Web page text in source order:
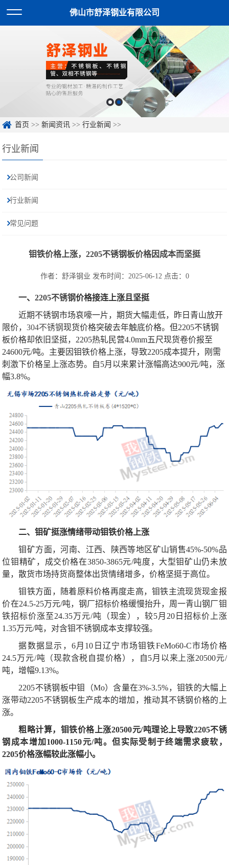
佛山市舒泽钢业有限公司
首页 >>新闻资讯 >>行业新闻 >>
行业新闻
公司新闻
行业新闻
常见问题
钼铁价格上涨，2205不锈钢板价格因成本而坚挺
作者：舒泽钢业 发布时间：2025-06-12 点击： 0
一、2205不锈钢价格接连上涨且坚挺
近期不锈钢市场哀嚎一片，期货大幅走低，昨日青山放开
限价，304不锈钢现货价格突破去年触底价格。但2205不锈钢
板价格却依旧坚挺，2205热轧民营4.0mm五尺现货卷价报至
24600元/吨。主要因钼铁价格上涨，导致2205成本提升，刚需
刺激下价格呈上涨态势。自5月以来累计涨幅高达900元/吨，涨
幅3.8%。
二、钼矿挺涨情绪带动钼铁价格上涨
钼矿方面，河南、江西、陕西等地区矿山销售45%-50%品
位钼精矿，成交价格在3850-3865元/吨度，大型钼矿山仍未放
量，散货市场持货商整体出货情绪增多，价格坚挺于高位。
钼铁方面，随着原料价格再度走高，钼铁主流现货现金报
价在24.5-25万元/吨，钢厂招标价格缓慢抬升，周一青山钢厂钼
铁招标价涨至24.35万元/吨（现金），较5月20日招标价上涨
1.35万元/吨，对含钼不锈钢成本支撑较强。
据数据显示，6月10日辽宁市场钼铁FeMo60-C市场价格
24.5万元/吨（现款含税自提价格），自5月以来上涨20500元/
吨，增幅9.13%。
2205不锈钢板中钼（Mo）含量在3%-3.5%，钼铁的大幅上
涨带动2205不锈钢板生产成本的增加，推动其不锈钢价格的上
涨。
粗略计算，钼铁价格上涨20500元/吨理论上导致2205不锈
钢成本增加1000-1150元/吨。但实际受制于终端需求疲软，
2205价格涨幅较此涨幅小。